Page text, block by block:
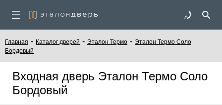
Главная - Каталог дверей - Эталон Термо - Эталон Термо Соло
Бордовый
Входная дверь Эталон Термо Соло
Бордовый